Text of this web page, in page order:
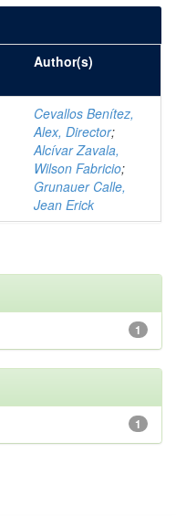
Author(s)
Cevallos Benítez,
Alex, Director;
Alcívar Zavala,
Wilson Fabricio;
Grunauer Calle,
Jean Erick
1
1